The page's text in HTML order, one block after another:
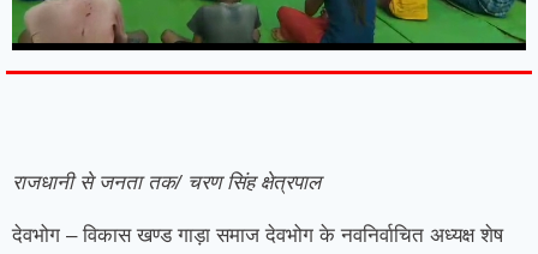
राजधानी से जनता तक/ चरण सिंह क्षेत्रपाल
देवभोग – विकास खण्ड गाड़ा समाज देवभोग के नवनिर्वाचित अध्यक्ष शेष